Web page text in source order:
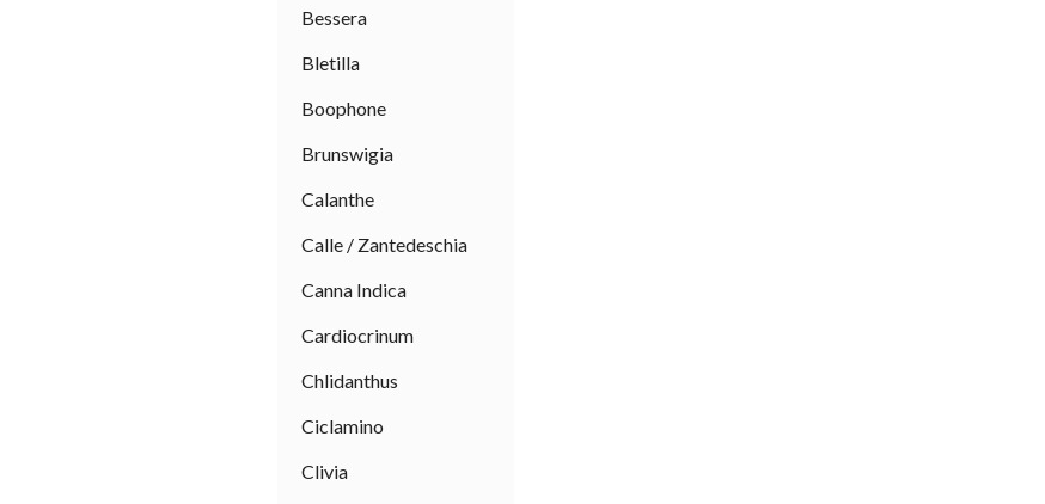
Bessera
Bletilla
Boophone
Brunswigia
Calanthe
Calle / Zantedeschia
Canna Indica
Cardiocrinum
Chlidanthus
Ciclamino
Clivia